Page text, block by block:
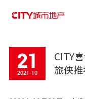
21
2021-10
CITY
旅侠